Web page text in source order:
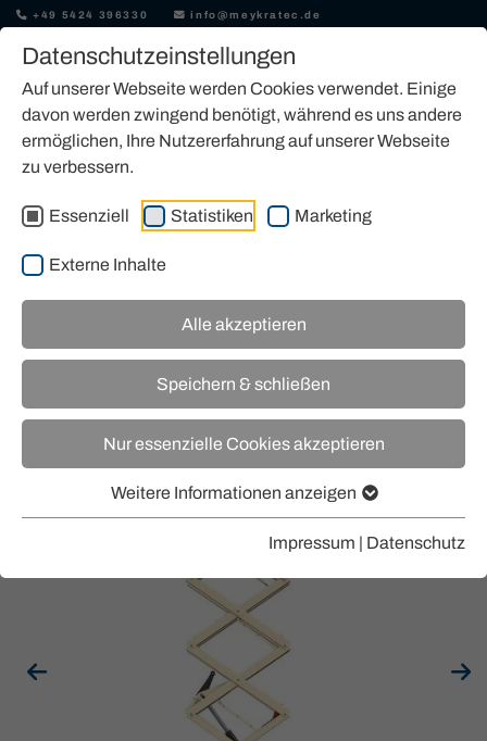
Datenschutzeinstellungen
Auf unserer Webseite werden Cookies verwendet. Einige
davon werden zwingend benötigt, während es uns andere
ermöglichen, Ihre Nutzererfahrung auf unserer Webseite
zu verbessern.
Essenziell Statistiken Marketing
Externe Inhalte
Alle akzeptieren
Speichern & schließen
Nur essenzielle Cookies akzeptieren
Weitere Informationen anzeigen
Impressum | Datenschutz
+49 5424 396330 info@meykratec.de
JLG-ARBEITSBÜHNE KAUFEN
Unser Angebot an JLG-Arbeitsbühnen